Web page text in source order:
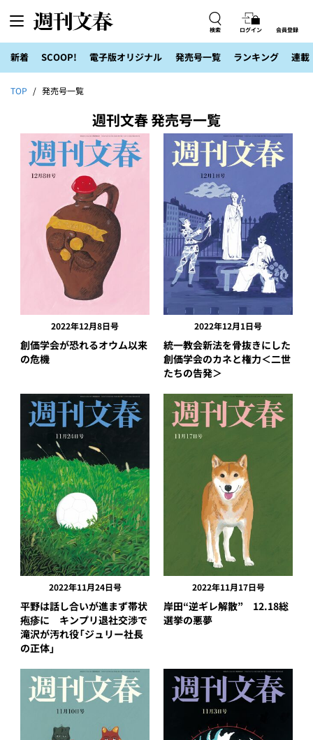
検索 ログイン 会員登録
新着 SCOOP! 電子版オリジナル 発売号一覧 ランキング 連載
TOP 発売号一覧
週刊文春 発売号一覧
2022年12月8日号
創価学会が恐れるオウム以来
の危機
2022年12月1日号
統一教会新法を骨抜きにした
創価学会のカネと権力＜二世
たちの告発＞
2022年11月24日号
平野は話し合いが進まず帯状
疱疹に キンプリ退社交渉で
滝沢が汚れ役「ジュリー社長
の正体」
2022年11月17日号
岸田“逆ギレ解散” 12.18総
選挙の悪夢